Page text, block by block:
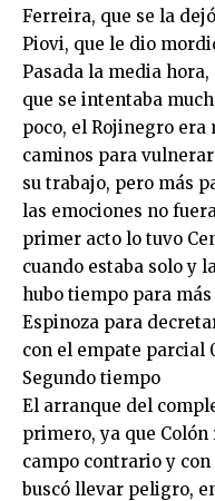
Ferreira, que se la
Piovi, que le dio
Pasada la media
que se intentaba
poco, el Rojinegro era
caminos para
su trabajo, pero más
las emociones no
primer acto lo tuvo
cuando estaba solo y
hubo tiempo para
Espinoza para
con el empate parcial
Segundo tiempo
El arranque del
primero, ya que
campo contrario y
buscó llevar peligro,